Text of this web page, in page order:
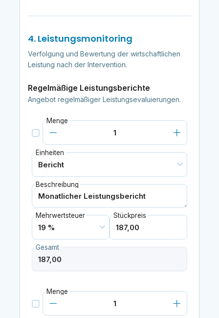
4. Leistungsmonitoring
Verfolgung und Bewertung der wirtschaftlichen
Leistung nach der Intervention.
Regelmäßige Leistungsberichte
Angebot regelmäßiger Leistungsevaluierungen.
Menge
Einheiten
Beschreibung
Mehrwertsteuer Stückpreis
Gesamt
Menge